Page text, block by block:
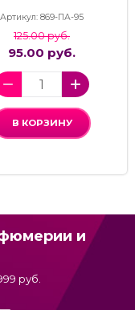
Артикул: 869-ПА-95
125.00 руб.
95.00 руб.
В КОРЗИНУ
и
руб.